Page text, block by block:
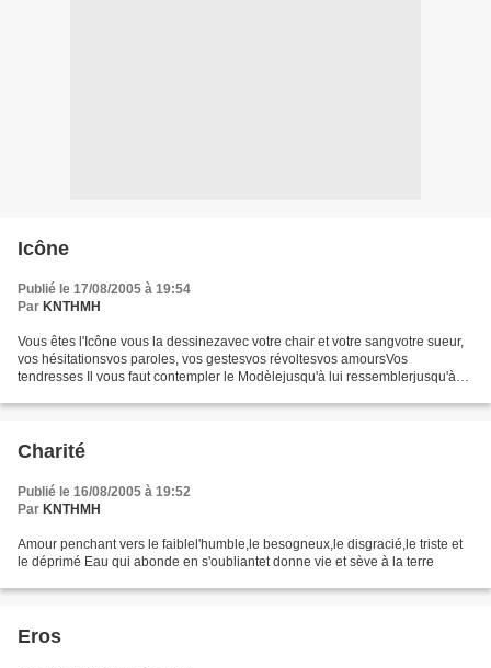
Icône
Publié le 17/08/2005 à 19:54
Par KNTHMH
Vous êtes l'Icône vous la dessinezavec votre chair et votre sangvotre sueur,
vos hésitationsvos paroles, vos gestesvos révoltesvos amoursVos
tendresses Il vous faut contempler le Modèlejusqu'à lui ressemblerjusqu'à
Charité
Publié le 16/08/2005 à 19:52
Par KNTHMH
Amour penchant vers le faiblel'humble,le besogneux,le disgracié,le triste et
le déprimé Eau qui abonde en s'oubliantet donne vie et sève à la terre
Eros